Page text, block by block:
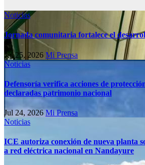
Noticias
Jornada comunitaria fortalece el
Jul 25, 2026 Mi Prensa
Noticias
Defensoría verifica acciones de
declaradas patrimonio nacional
Jul 24, 2026Mi Prensa
Noticias
ICE autoriza conexión de nueva planta
a red eléctrica nacional en Nandayure